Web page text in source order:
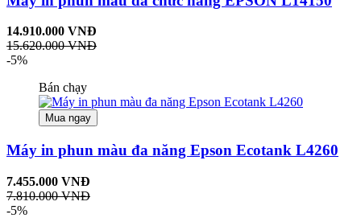
14.910.000 VNĐ
15.620.000 VNĐ
-5%
Bán chạy
Mua ngay
Máy in phun màu đa năng Epson Ecotank L4260
7.455.000 VNĐ
7.810.000 VNĐ
-5%